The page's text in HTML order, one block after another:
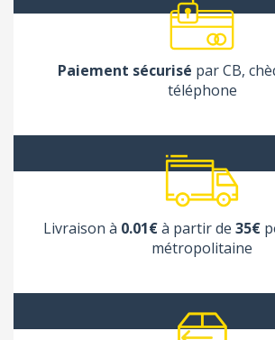
Paiement sécurisé par CB,
téléphone
Livraison à 0.01€à partir de 35€
métropolitaine